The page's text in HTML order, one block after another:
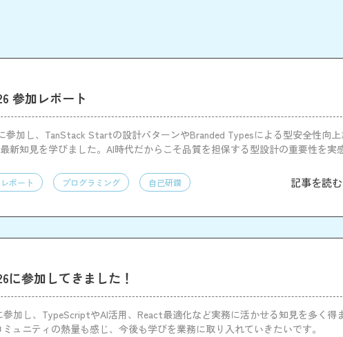
参加レポート
参加し、TanStack Startの設計パターンやBranded Typesによる型安全性向上
新知見を学びました。AI時代だからこそ品質を担保する型設計の重要性を実
ポート プログラミング 自己研鑽 記事を読む
に参加してきました！
参加し、TypeScriptやAI活用、React最適化など実務に活かせる知見を多く得
ュニティの熱量も感じ、今後も学びを業務に取り入れていきたいです。